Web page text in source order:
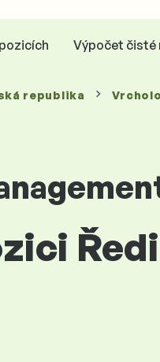
Výpočet čisté
republika